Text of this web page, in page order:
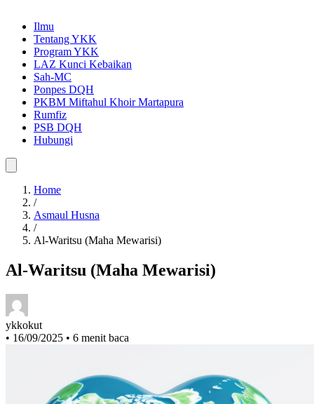
Ilmu
Tentang YKK
Program YKK
LAZ Kunci Kebaikan
Sah-MC
Ponpes DQH
PKBM Miftahul Khoir Martapura
Rumfiz
PSB DQH
Hubungi
Home
/
Asmaul Husna
/
Al-Waritsu (Maha Mewarisi)
Al-Waritsu (Maha Mewarisi)
ykkokut
• 16/09/2025 • 6 menit baca